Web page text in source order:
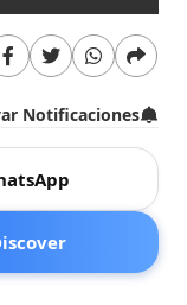
Notificaciones